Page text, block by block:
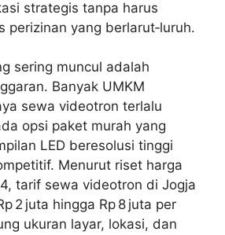
strategis tanpa harus
perizinan yang berlarut‑luruh.
sering muncul adalah
Banyak UMKM
sewa videotron terlalu
opsi paket murah yang
LED beresolusi tinggi
Menurut riset harga
tarif sewa videotron di Jogja
2 juta hingga Rp 8 juta per
ukuran layar, lokasi, dan